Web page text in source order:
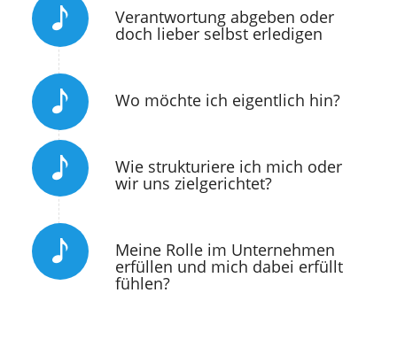
Verantwortung abgeben oder
doch lieber selbst erledigen
Wo möchte ich eigentlich hin?
Wie strukturiere ich mich oder
wir uns zielgerichtet?
Meine Rolle im Unternehmen
erfüllen und mich dabei erfüllt
fühlen?